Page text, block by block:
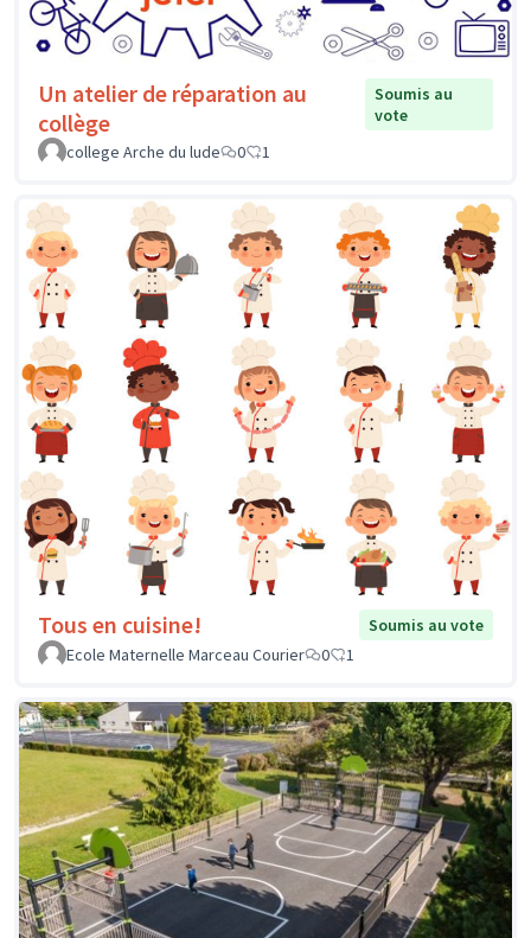
Un atelier de réparation au
collège
Soumis au
vote
college Arche du lude
0 1
Tous en cuisine!
Soumis au vote
Ecole Maternelle Marceau Courier
0 1